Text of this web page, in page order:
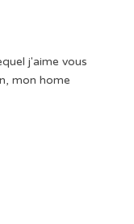
j'aime vous
mon home